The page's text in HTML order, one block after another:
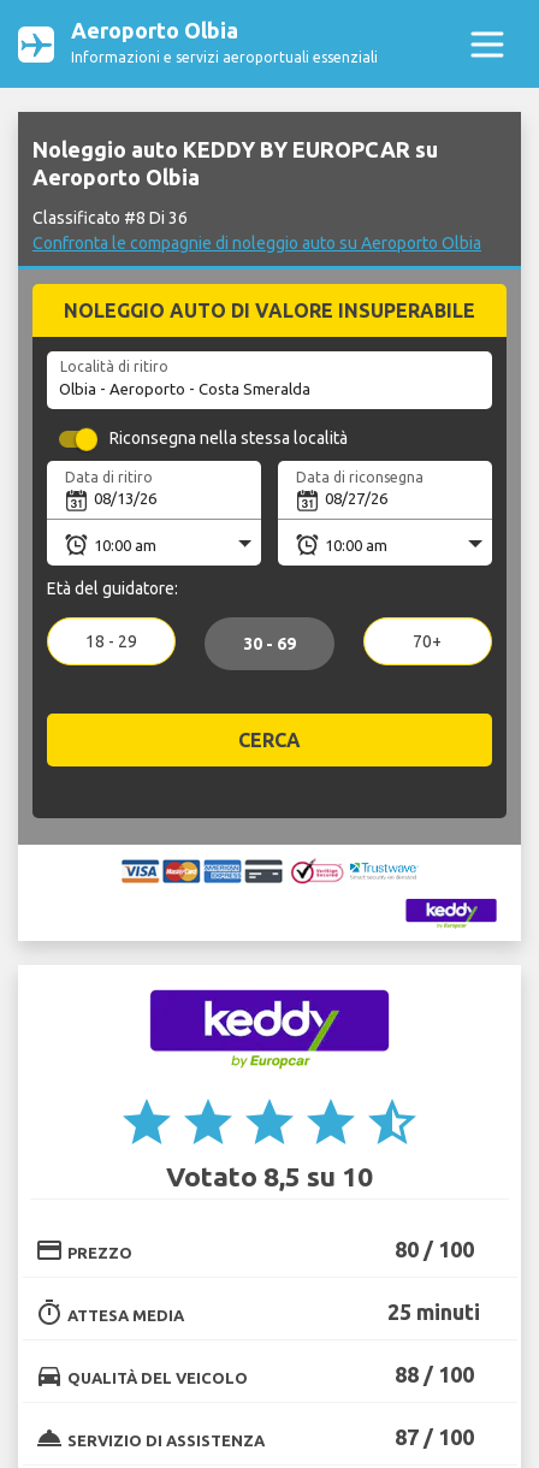
Aeroporto Olbia
Informazioni e servizi aeroportuali essenziali
Noleggio auto KEDDY BY EUROPCAR su
Aeroporto Olbia
Classificato #8 Di 36
Confronta le compagnie di noleggio auto su Aeroporto Olbia
NOLEGGIO AUTO DI VALORE INSUPERABILE
Località di ritiro
Riconsegna nella stessa località
Data di ritiro Data di riconsegna
Età del guidatore:
18 - 29 30 - 69 70+
CERCA
star star star star star_half
Votato 8,5 su 10
credit_card PREZZO 80 / 100
timer ATTESA MEDIA 25 minuti
directions_car QUALITÀ DEL VEICOLO 88 / 100
room_service SERVIZIO DI ASSISTENZA 87 / 100